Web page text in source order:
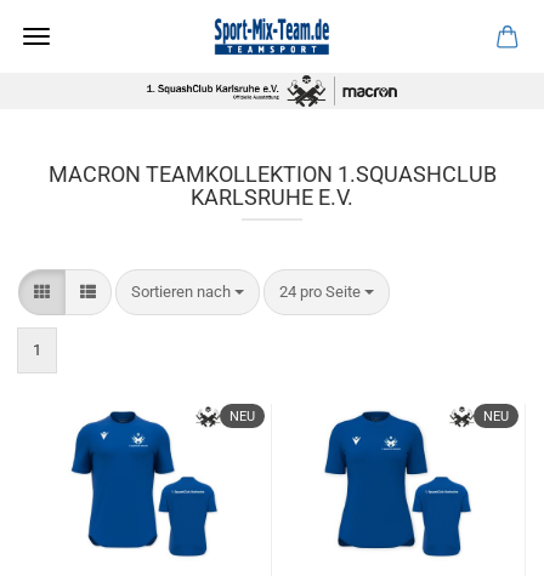
MACRON TEAMKOLLEKTION 1.SQUASHCLUB
KARLSRUHE E.V.
Sortieren nach
Sortieren nach 24 pro Seite
pro Seite
1
NEU NEU